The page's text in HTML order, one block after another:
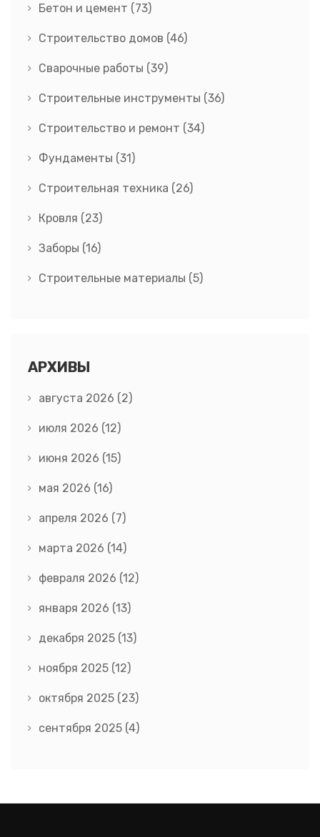
Бетон и цемент (73)
Строительство домов (46)
Сварочные работы (39)
Строительные инструменты (36)
Строительство и ремонт (34)
Фундаменты (31)
Строительная техника (26)
Кровля (23)
Заборы (16)
Строительные материалы (5)
АРХИВЫ
августа 2026 (2)
июля 2026 (12)
июня 2026 (15)
мая 2026 (16)
апреля 2026 (7)
марта 2026 (14)
февраля 2026 (12)
января 2026 (13)
декабря 2025 (13)
ноября 2025 (12)
октября 2025 (23)
сентября 2025 (4)